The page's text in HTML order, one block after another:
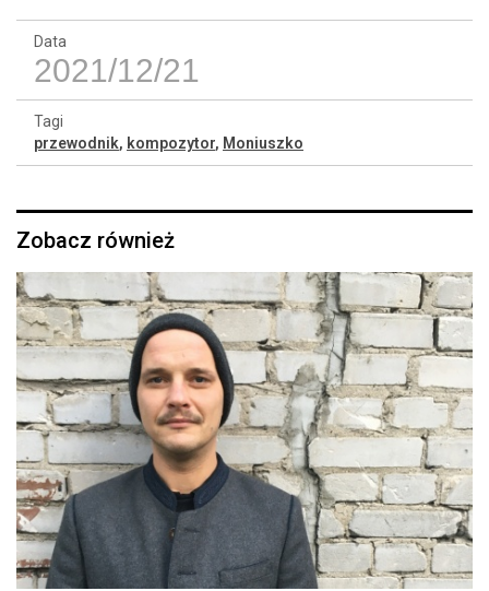
Data
2021/12/21
Tagi
przewodnik, kompozytor, Moniuszko
Zobacz również